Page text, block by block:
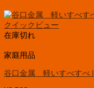
クイックビュー
在庫切れ
家庭用品
谷口金属 軽いすべす